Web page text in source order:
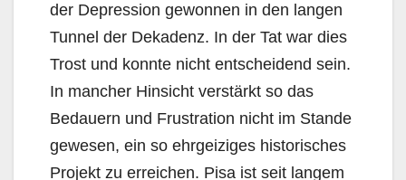
der Depression gewonnen in den langen
Tunnel der Dekadenz. In der Tat war dies
Trost und konnte nicht entscheidend sein.
In mancher Hinsicht verstärkt so das
Bedauern und Frustration nicht im Stande
gewesen, ein so ehrgeiziges historisches
Projekt zu erreichen. Pisa ist seit langem